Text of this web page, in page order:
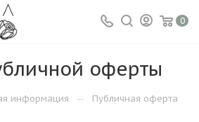
0
оферты
информация — Публичная оферта